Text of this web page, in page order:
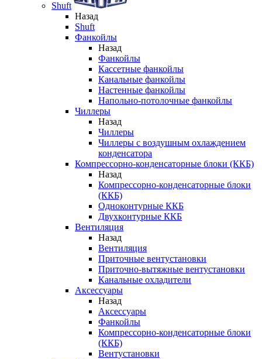
Shuft
Назад
Shuft
Фанкойлы
Назад
Фанкойлы
Кассетные фанкойлы
Канальные фанкойлы
Настенные фанкойлы
Напольно-потолочные фанкойлы
Чиллеры
Назад
Чиллеры
Чиллеры с воздушным охлаждением
конденсатора
Компрессорно-конденсаторные блоки (ККБ)
Назад
Компрессорно-конденсаторные блоки
(ККБ)
Одноконтурные ККБ
Двухконтурные ККБ
Вентиляция
Назад
Вентиляция
Приточные вентустановки
Приточно-вытяжные вентустановки
Канальные охладители
Аксессуары
Назад
Аксессуары
Фанкойлы
Компрессорно-конденсаторные блоки
(ККБ)
Вентустановки